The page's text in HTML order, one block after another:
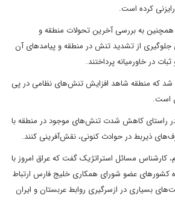
کرده است.
همچنین به بررسی آخرین تحولات منطقه و
از تشدید تنش در منطقه و پیامد‌های آن
در خاورمیانه پرداختند.
شد که منطقه شاهد افزایش تنش‌های نظامی در پی
است.
در راستای کاهش شدت تنش‌های موجود در منطقه با
ذیربط در حوادث کنونی، نقش‌آفرینی کنند.
کارشناس مسائل استراتژیک گفت که عراق امروز با
کشورهای عضو شورای همکاری خلیج فارس ارتباط
بسیاری در ازسرگیری روابط عربستان و ایران